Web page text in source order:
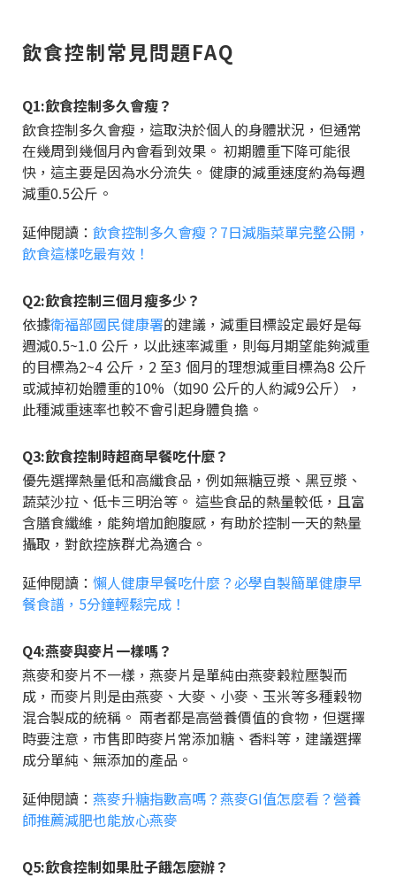
飲食控制常見問題FAQ
Q1:飲食控制多久會瘦？
飲食控制多久會瘦，這取決於個人的身體狀況，但通常
在幾周到幾個月內會看到效果。 初期體重下降可能很
快，這主要是因為水分流失。 健康的減重速度約為每週
減重0.5公斤。
延伸閱讀： 飲食控制多久會瘦？7日減脂菜單完整公開，
飲食這樣吃最有效！
Q2:飲食控制三個月瘦多少？
依據衛福部國民健康署的建議，減重目標設定最好是每
週減0.5~1.0 公斤，以此速率減重，則每月期望能夠減重
的目標為2~4 公斤，2 至3 個月的理想減重目標為8 公斤
或減掉初始體重的10%（如90 公斤的人約減9公斤），
此種減重速率也較不會引起身體負擔。
Q3:飲食控制時超商早餐吃什麼？
優先選擇熱量低和高纖食品，例如無糖豆漿、黑豆漿、
蔬菜沙拉、低卡三明治等。 這些食品的熱量較低，且富
含膳食纖維，能夠增加飽腹感，有助於控制一天的熱量
攝取，對飲控族群尤為適合。
延伸閱讀： 懶人健康早餐吃什麼？必學自製簡單健康早
餐食譜，5分鐘輕鬆完成！
Q4:燕麥與麥片一樣嗎？
燕麥和麥片不一樣，燕麥片是單純由燕麥穀粒壓製而
成，而麥片則是由燕麥、大麥、小麥、玉米等多種穀物
混合製成的統稱。 兩者都是高營養價值的食物，但選擇
時要注意，市售即時麥片常添加糖、香料等，建議選擇
成分單純、無添加的產品。
延伸閱讀： 燕麥升糖指數高嗎？燕麥GI值怎麼看？營養
師推薦減肥也能放心燕麥
Q5:飲食控制如果肚子餓怎麼辦？